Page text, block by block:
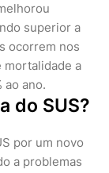
superior a
ocorrem nos
mortalidade a
ao ano.
do SUS?
por um novo
a problemas